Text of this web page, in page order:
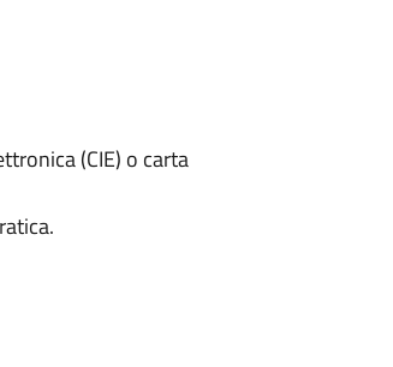
(CIE) o carta